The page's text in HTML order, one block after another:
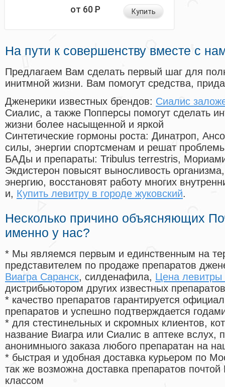
от 60Р Купить
На пути к совершенству вместе с
Предлагаем Вам сделать первый шаг для
инитмной жизни. Вам помогут средства,
Дженерики известных брендов: Сиалис
Сиалис, а также Попперсы помогут сделать
жизни более насыщенной и яркой
Синтетические гормоны роста: Динатроп,
силы, энергии спортсменам и решат
БАДы и препараты: Tribulus terrestris,
Экдистерон повысят выносливость
энергию, восстановят работу многих
и, Купить левитру в городе жуковский.
Несколько причино объясняющих
именно у нас?
* Мы являемся первым и единственным на
представителем по продаже препаратов
Виагра Саранск, силденафила, Цена левитры
дистрибьютором других известных препаратов
* качество препаратов гарантируется
препаратов и успешно подтверждается
* для стестинельных и скромных клиентов,
название Виагра или Сиалис в аптеке вслух,
анонимныого заказа любого препаратан на
* быстрая и удобная доставка курьером по
так же возможна доставка препаратов
классом